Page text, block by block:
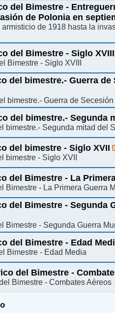
del Bimestre -
de Polonia en
de 1918 hasta la
del Bimestre - Siglo XVIII
Bimestre - Siglo XVIII
del bimestre.- Guerra de
bimestre.- Guerra de
del bimestre.- Segunda
bimestre.- Segunda mitad del
del bimestre - Siglo XVII
bimestre - Siglo XVII
del Bimestre - La
Bimestre - La Primera Guerra
del Bimestre - Segunda
Bimestre - Segunda Guerra
del Bimestre - Edad
Bimestre - Edad Media
del Bimestre -
Bimestre - Combates Aéreos